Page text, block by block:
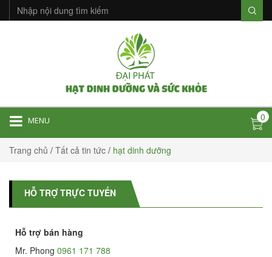
MENU 0
Trang chủ / Tất cả tin tức / hạt dinh dưỡng
HỖ TRỢ TRỰC TUYẾN
Hỗ trợ bán hàng
Mr. Phong 0961 171 788